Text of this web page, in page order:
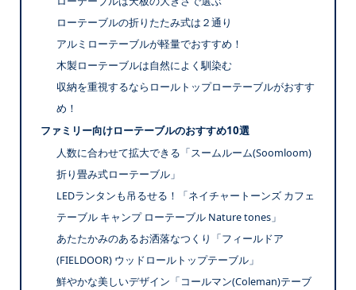
ローテーブルの折りたたみ式は２通り
アルミローテーブルが軽量でおすすめ！
木製ローテーブルは自然によく馴染む
収納を重視するならロールトップローテーブルがおすす
め！
ファミリー向けローテーブルのおすすめ10選
人数に合わせて拡大できる「スームルーム(Soomloom)
折り畳み式ローテーブル」
LEDランタンも吊るせる！「ネイチャートーンズ カフェ
テーブル キャンプ ローテーブル Nature tones」
あたたかみのあるお洒落なつくり「フィールドア
(FIELDOOR) ウッドロールトップテーブル」
鮮やかな美しいデザイン「コールマン(Coleman)テーブ